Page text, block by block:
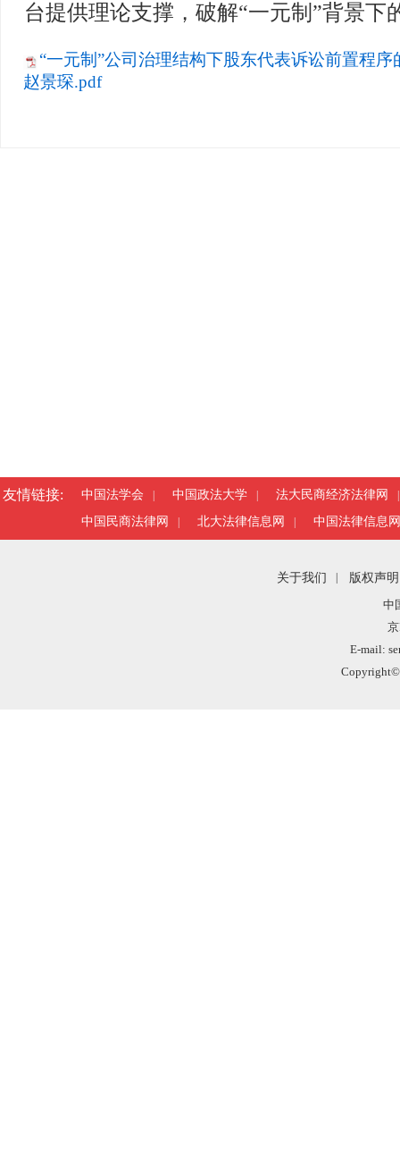
台提供理论支撑，破解“一元制”背景下
“一元制”公司治理结构下股东代表诉讼前置程
赵景琛.pdf
友情链接: 中国法学会 中国政法大学 法大民商经济法律网
中国民商法律网 北大法律信息网 中国法律信息网
关于我们
版权声明
中
E-mail: